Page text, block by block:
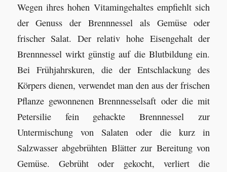
Wegen ihres hohen Vitamingehaltes empfiehlt sich
der Genuss der Brennnessel als Gemüse oder
frischer Salat. Der relativ hohe Eisengehalt der
Brennnessel wirkt günstig auf die Blutbildung ein.
Bei Frühjahrskuren, die der Entschlackung des
Körpers dienen, verwendet man den aus der frischen
Pflanze gewonnenen Brennnesselsaft oder die mit
Petersilie fein gehackte Brennnessel zur
Untermischung von Salaten oder die kurz in
Salzwasser abgebrühten Blätter zur Bereitung von
Gemüse. Gebrüht oder gekocht, verliert die